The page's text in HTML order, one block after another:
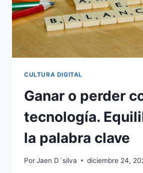
CULTURA DIGITAL
Ganar o perder
tecnología.
la palabra clave
PorJaen D´silva diciembre 24,